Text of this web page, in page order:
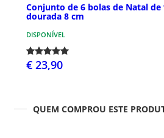
Conjunto de 6 bolas de Natal
dourada 8 cm
DISPONÍVEL
€ 23,90
QUEM COMPROU ESTE